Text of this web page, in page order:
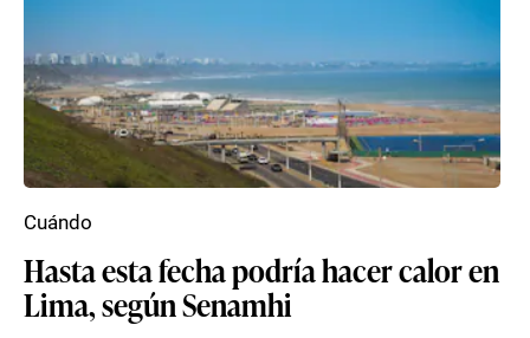
Hasta esta fecha podría hacer calor en
Lima, según Senamhi
Cuándo